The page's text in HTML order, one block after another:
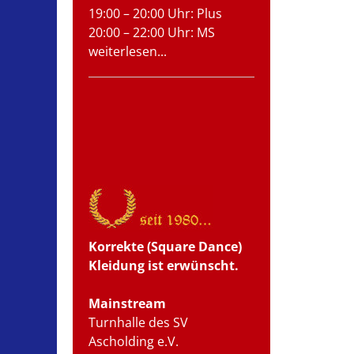
19:00 – 20:00 Uhr: Plus
20:00 – 22:00 Uhr: MS
weiterlesen...
Korrekte (Square Dance)
Kleidung ist erwünscht.
Mainstream
Turnhalle des SV
Ascholding e.V.